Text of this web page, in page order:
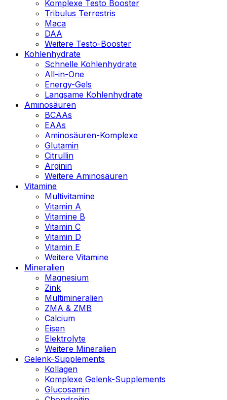
Komplexe Testo Booster
Tribulus Terrestris
Maca
DAA
Weitere Testo-Booster
Kohlenhydrate
Schnelle Kohlenhydrate
All-in-One
Energy-Gels
Langsame Kohlenhydrate
Aminosäuren
BCAAs
EAAs
Aminosäuren-Komplexe
Glutamin
Citrullin
Arginin
Weitere Aminosäuren
Vitamine
Multivitamine
Vitamin A
Vitamine B
Vitamin C
Vitamin D
Vitamin E
Weitere Vitamine
Mineralien
Magnesium
Zink
Multimineralien
ZMA & ZMB
Calcium
Eisen
Elektrolyte
Weitere Mineralien
Gelenk-Supplements
Kollagen
Komplexe Gelenk-Supplements
Glucosamin